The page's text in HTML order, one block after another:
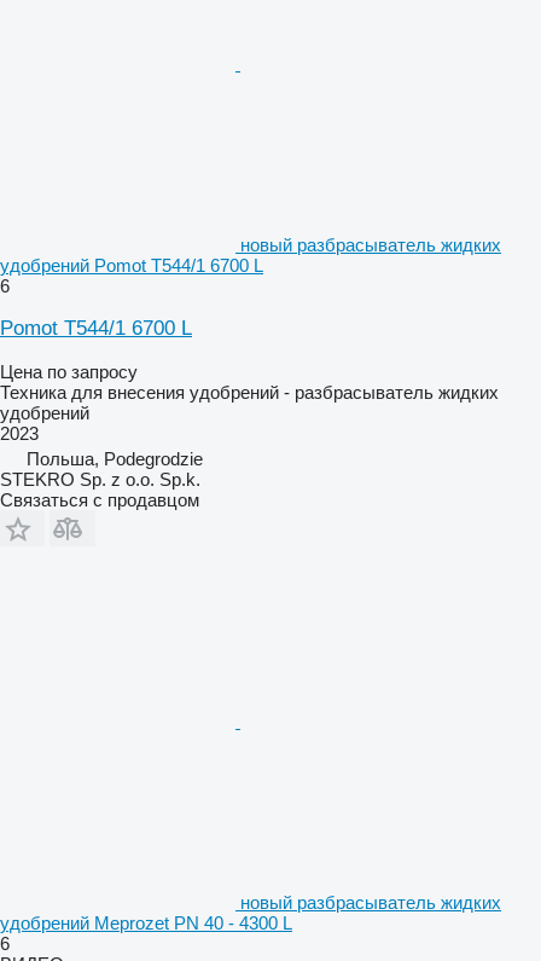
новый разбрасыватель жидких
удобрений Pomot T544/1 6700 L
6
Pomot T544/1 6700 L
Цена по запросу
Техника для внесения удобрений - разбрасыватель жидких
удобрений
2023
Польша, Podegrodzie
STEKRO Sp. z o.o. Sp.k.
Связаться с продавцом
новый разбрасыватель жидких
удобрений Meprozet PN 40 - 4300 L
6